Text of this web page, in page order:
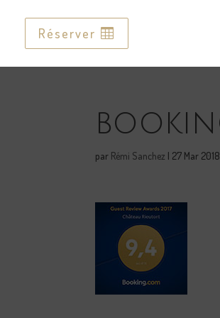
Réserver
par Rémi Sanchez | 27 Mar 2018